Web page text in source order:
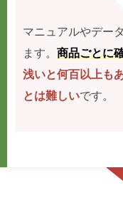
マニュアルやデー
ます。商品ごとに
浅いと何百以上も
とは難しいです。